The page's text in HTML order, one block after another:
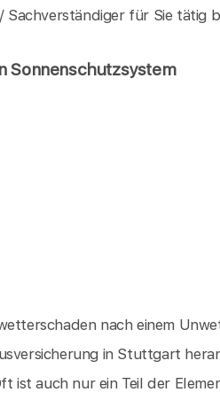
Sachverständiger für Sie tätig
Sonnenschutzsystem
nach einem
in Stuttgart
ist auch nur ein Teil der